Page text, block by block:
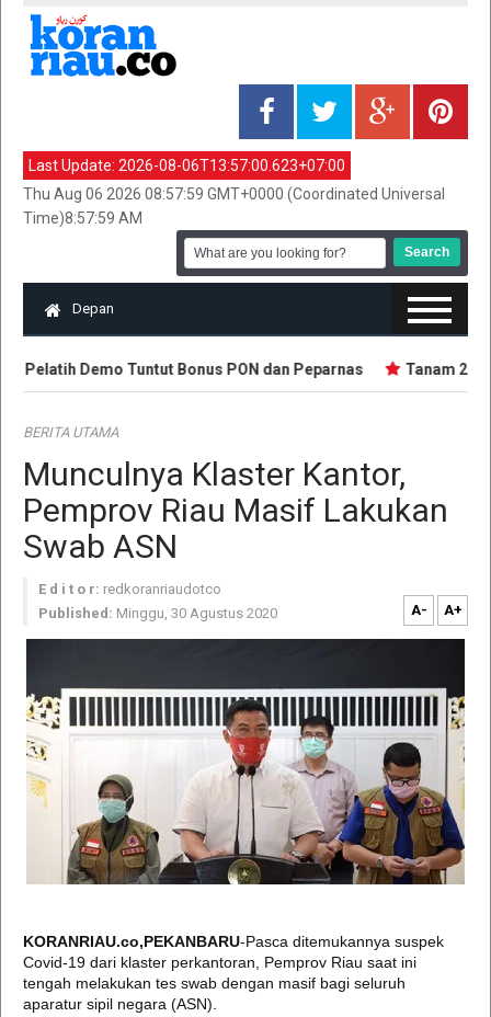
Last Update: 2026-08-06T13:57:00.623+07:00
Thu Aug 06 2026 08:57:59 GMT+0000 (Coordinated Universal
Time)8:57:59 AM
Depan
Pelatih Demo Tuntut Bonus PON dan Peparnas Tanam 2.500
BERITA UTAMA
Munculnya Klaster Kantor,
Pemprov Riau Masif Lakukan
Swab ASN
E d i t o r: redkoranriaudotco
Published: Minggu, 30 Agustus 2020 A- A+
KORANRIAU.co,PEKANBARU-Pasca ditemukannya suspek
Covid-19 dari klaster perkantoran, Pemprov Riau saat ini
tengah melakukan tes swab dengan masif bagi seluruh
aparatur sipil negara (ASN).